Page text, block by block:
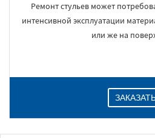
Ремонт стульев может
интенсивной эксплуатации
или же на